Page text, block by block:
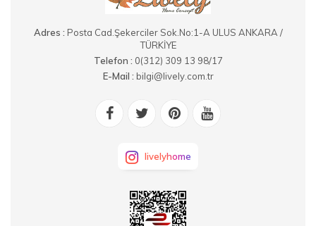
Adres : Posta Cad.Şekerciler Sok.No:1-A ULUS ANKARA /
TÜRKİYE
Telefon : 0(312) 309 13 98/17
E-Mail : bilgi@lively.com.tr
livelyhome